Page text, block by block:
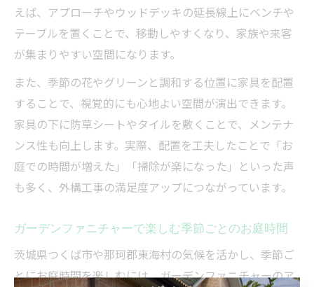
えば、アプローチやウッドデッキの延長線上にベンチや
テーブルを置くことで、移動しやすくなり、家族や来客
が集まりやすい空間になります。
また、季節の花やグリーンと調和する位置に家具を配置
することで、視覚的にも心地よい空間が演出できます。
家具の下に防草シートやタイルを敷くことで、メンテナ
ンス性も向上します。実際、配置を工夫したことで「お
庭での時間が増えた」「掃除が楽になった」といった声
も多く、外構工事の満足度アップにつながっています。
ガーデンファニチャーで楽しむ季節ごとのお庭時間
茨城県つくば市や那珂郡東海村の気候を活かし、季節ご
とにお庭時間を楽しむには、ガーデンファニチャーのア